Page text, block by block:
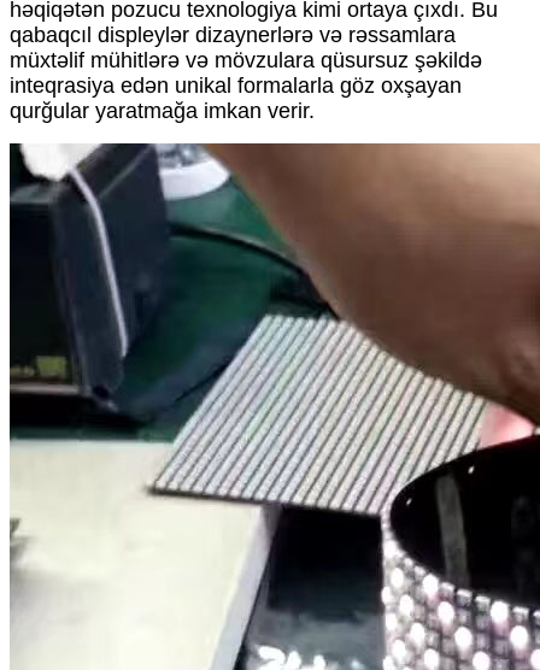
həqiqətən pozucu texnologiya kimi ortaya çıxdı. Bu
qabaqcıl displeylər dizaynerlərə və rəssamlara
müxtəlif mühitlərə və mövzulara qüsursuz şəkildə
inteqrasiya edən unikal formalarla göz oxşayan
qurğular yaratmağa imkan verir.